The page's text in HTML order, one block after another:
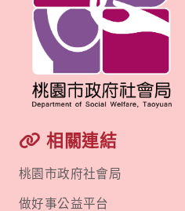
相關連結
桃園市政府社會局
做好事公益平台